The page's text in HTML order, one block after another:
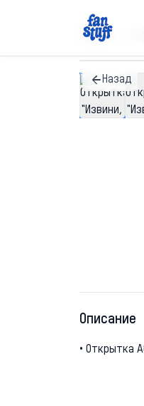
Главная
Назад
Описание
• Открытка